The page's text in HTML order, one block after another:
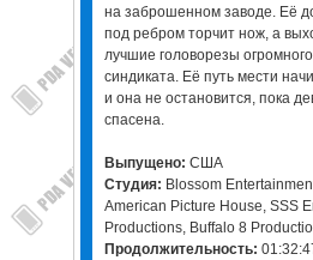
на заброшенном заводе. Её
под ребром торчит нож, а
лучшие головорезы
синдиката. Её путь мести
и она не остановится, пока
спасена.
Выпущено: США
Студия: Blossom
American Picture House, SSS
Productions, Buffalo 8
Продолжительность: